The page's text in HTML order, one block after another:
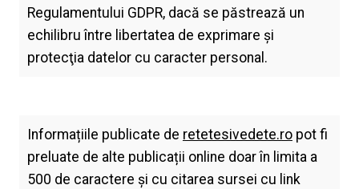
Regulamentului GDPR, dacă se păstrează un
echilibru între libertatea de exprimare şi
protecţia datelor cu caracter personal.
Informațiile publicate de retetesivedete.ropot fi
preluate de alte publicații online doar în limita a
500 de caractere și cu citarea sursei cu link